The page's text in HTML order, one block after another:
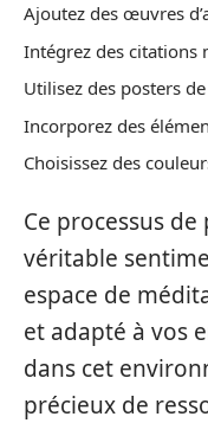
Ajoutez des œuvres
Intégrez des citations
Utilisez des posters
Incorporez des
Choisissez des
Ce processus
véritable
espace de
et adapté à vos
dans cet
précieux de